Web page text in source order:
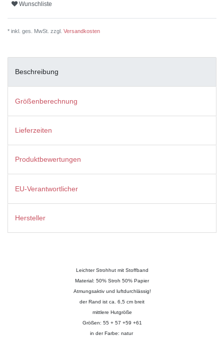
Wunschliste
* inkl. ges. MwSt. zzgl. Versandkosten
Beschreibung
Größenberechnung
Lieferzeiten
Produktbewertungen
EU-Verantwortlicher
Hersteller
Leichter Strohhut mit Stoffband
Material: 50% Stroh 50% Papier
Atmungsaktiv und luftdurchlässig!
der Rand ist ca. 6,5 cm breit
mittlere Hutgröße
Größen: 55 + 57 +59 +61
in der Farbe: natur